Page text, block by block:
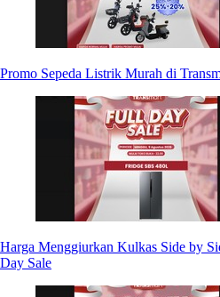
Promo Sepeda Listrik Murah di
Harga Menggiurkan Kulkas Side by
Day Sale